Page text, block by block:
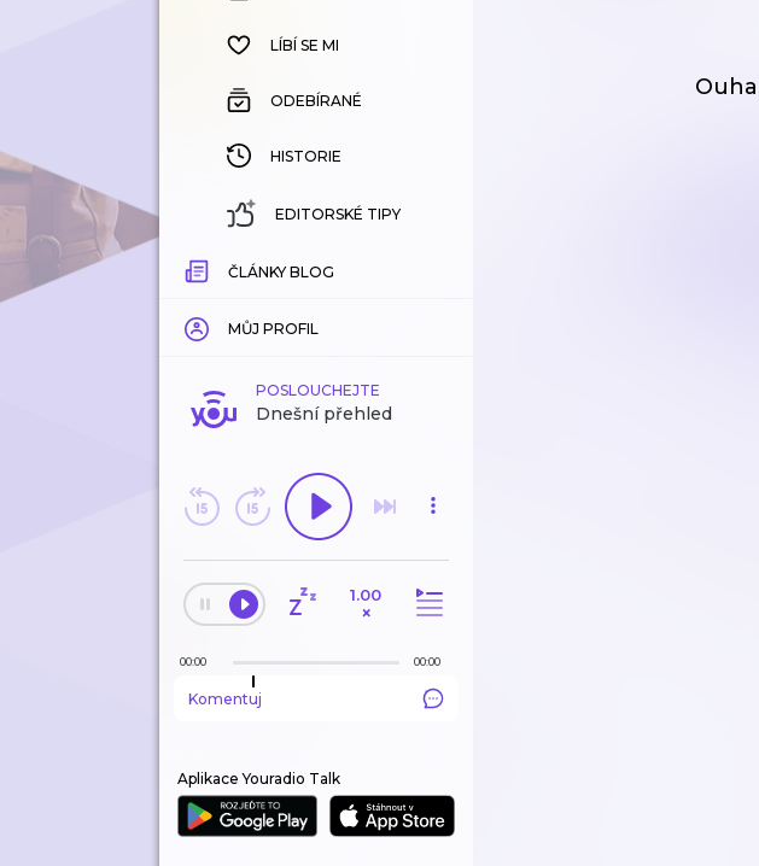
HISTORIE
LÍBÍ SE MI
ODEBÍRANÉ
HISTORIE
EDITORSKÉ TIPY
ČLÁNKY BLOG
MŮJ PROFIL
POSLOUCHEJTE
Dnešní přehled
1.00
×
00:00 00:00
Komentuj
Aplikace Youradio Talk